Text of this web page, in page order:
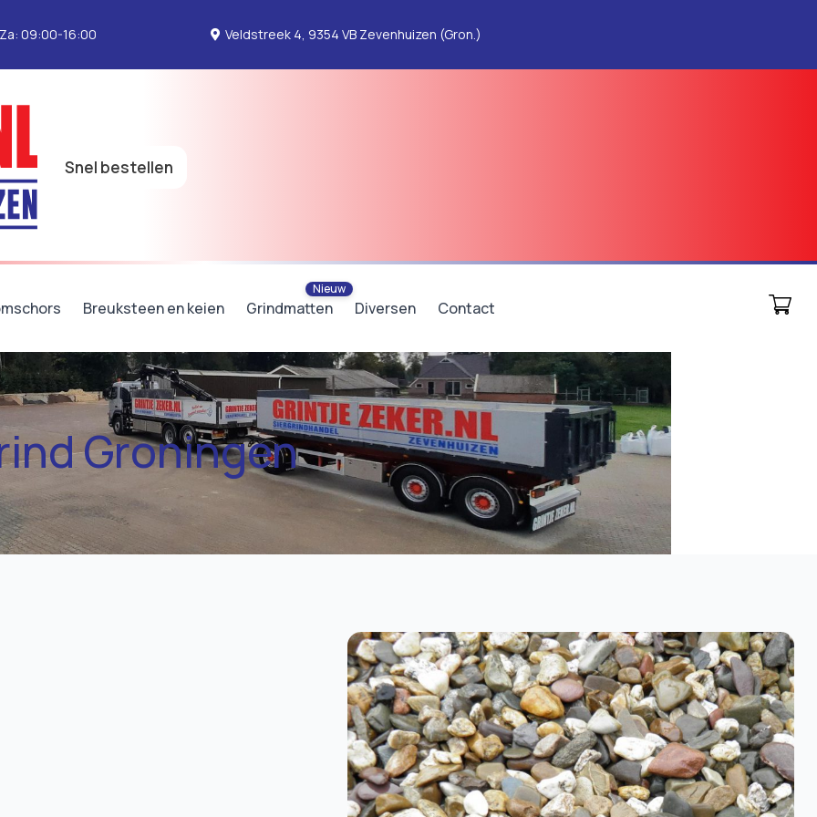
09:00-16:00 Veldstreek 4, 9354 VB Zevenhuizen (Gron.)
Snel bestellen
Breuksteen en keien Grindmatten Diversen Contact
Groningen